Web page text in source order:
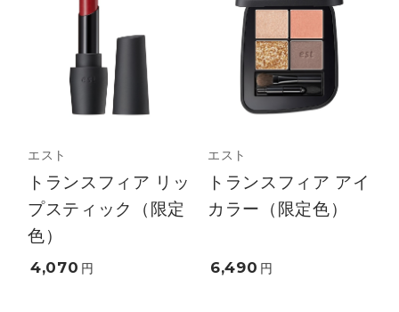
エスト
トランスフィア リッ
プスティック（限定
色）
4,070 円
エスト
トランスフィア アイ
カラー（限定色）
6,490 円